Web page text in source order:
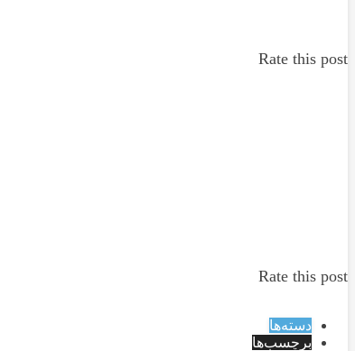
Rate this post
Rate this post
دسته‌ها
برچسب‌ها